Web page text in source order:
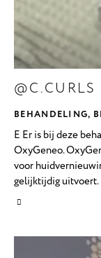
@C.CURLS
BEHANDELING,
E Er is bij deze
OxyGeneo.
voor
gelijktijdig